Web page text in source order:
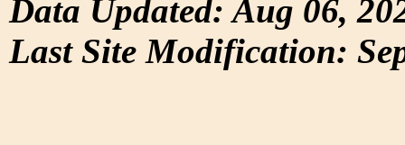
Data Updated: Aug 06,
Last Site Modification: